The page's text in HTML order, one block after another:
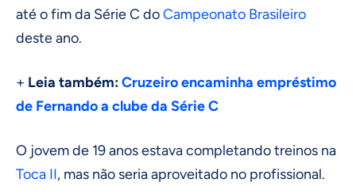
até o fim da Série C doCampeonato Brasileiro
deste ano.
+ Leia também:Cruzeiro encaminha empréstimo
de Fernando a clube da Série C
O jovem de 19 anos estava completando treinos na
Toca II, mas não seria aproveitado no profissional.